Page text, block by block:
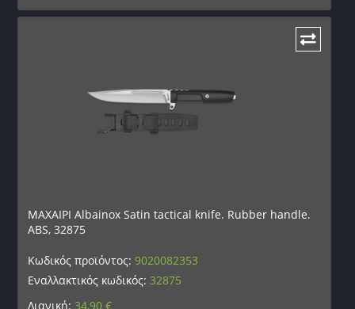
ΜΑΧΑΙΡΙ Albainox Satin tactical knife. Rubber handle.
ABS, 32875
Κωδικός προϊόντος:9020082353
Εναλλακτικός κωδικός: 32875
Λιανική: 34,90€